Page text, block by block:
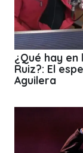
¿Qué hay
Ruiz?: El
Aguilera